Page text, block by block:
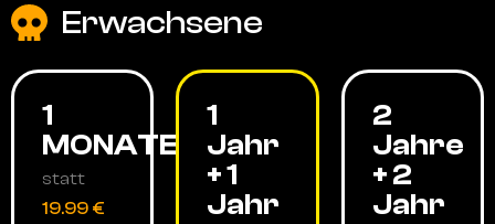
Erwachsene
1
MONATE
statt
19.99 €
1
Jahr
+ 1
Jahr
2
Jahre
+ 2
Jahr